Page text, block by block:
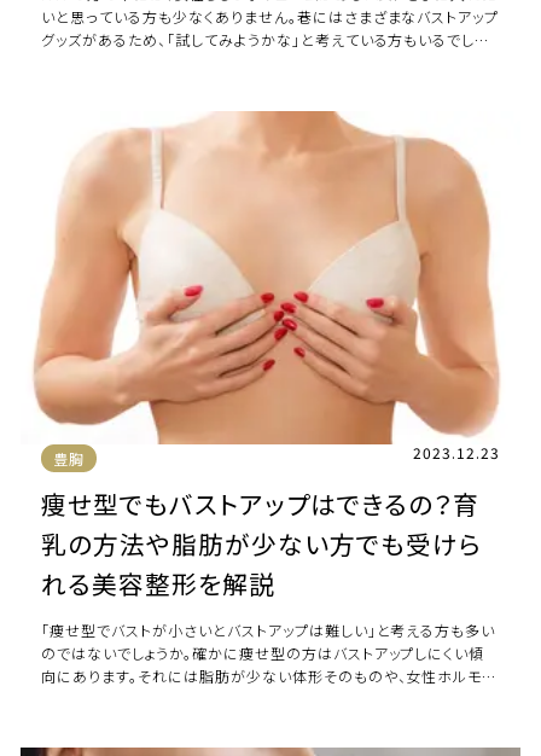
いと思っている方も少なくありません。巷にはさまざまなバストアップ
グッズがあるため、「試してみようかな」と考えている方もいるでしょ
豊胸 2023.12.23
痩せ型でもバストアップはできるの？育
乳の方法や脂肪が少ない方でも受けら
れる美容整形を解説
「痩せ型でバストが小さいとバストアップは難しい」と考える方も多い
のではないでしょうか。確かに痩せ型の方はバストアップしにくい傾
向にあります。それには脂肪が少ない体形そのものや、女性ホルモン